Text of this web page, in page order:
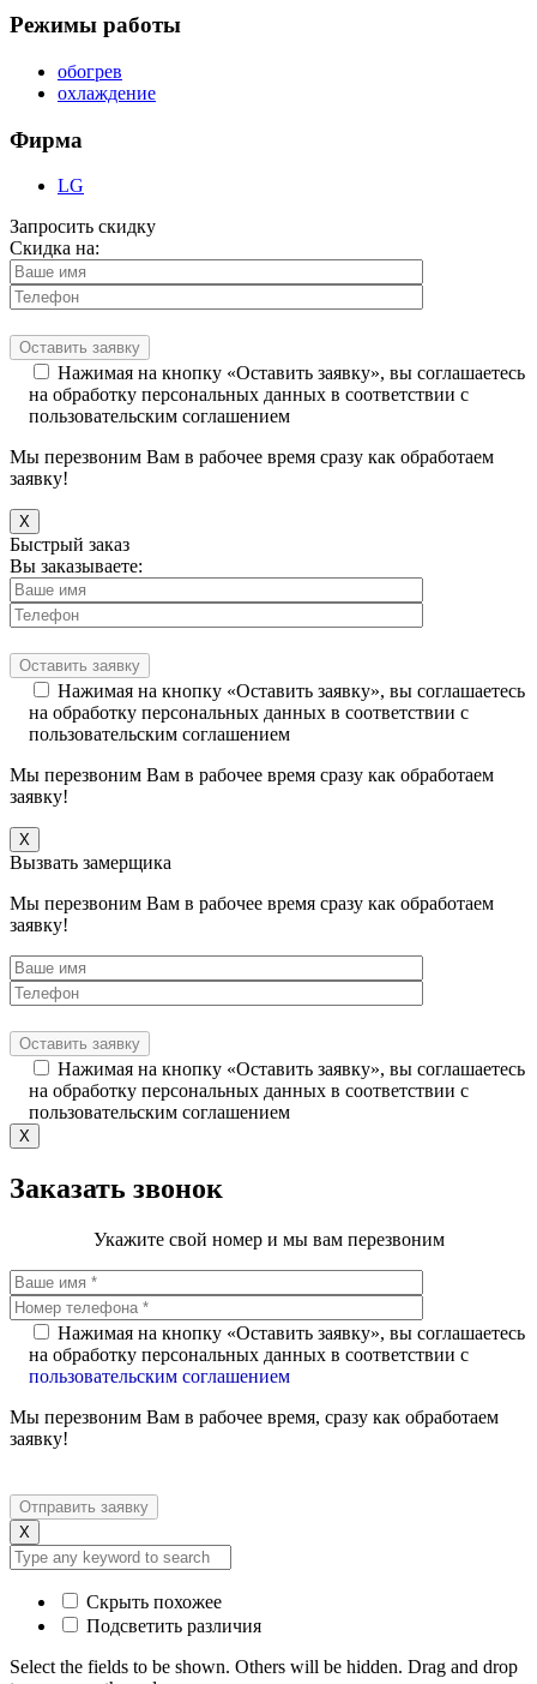
Режимы работы
обогрев
охлаждение
Фирма
LG
Запросить скидку
Скидка на:
Нажимая на кнопку «Оставить заявку», вы соглашаетесь
на обработку персональных данных в соответствии с
пользовательским соглашением
Мы перезвоним Вам в рабочее время сразу как обработаем
заявку!
X
Быстрый заказ
Вы заказываете:
Нажимая на кнопку «Оставить заявку», вы соглашаетесь
на обработку персональных данных в соответствии с
пользовательским соглашением
Мы перезвоним Вам в рабочее время сразу как обработаем
заявку!
X
Вызвать замерщика
Мы перезвоним Вам в рабочее время сразу как обработаем
заявку!
Нажимая на кнопку «Оставить заявку», вы соглашаетесь
на обработку персональных данных в соответствии с
пользовательским соглашением
X
Заказать звонок
Укажите свой номер и мы вам перезвоним
Нажимая на кнопку «Оставить заявку», вы соглашаетесь
на обработку персональных данных в соответствии с
пользовательским соглашением
Мы перезвоним Вам в рабочее время, сразу как обработаем
заявку!
X
Скрыть похожее
Подсветить различия
Select the fields to be shown. Others will be hidden. Drag and drop